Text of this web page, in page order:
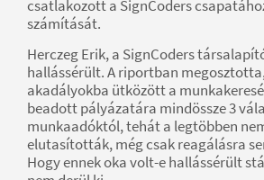
csatlakozott a SignCoders
számítását.
Herczeg Erik, a SignCoders
hallássérült. A riportban
akadályokba ütközött a
beadott pályázatára mindössze 3
munkaadóktól, tehát a legtöbben
elutasították, még csak reagálásra
Hogy ennek oka volt-e hallássérült